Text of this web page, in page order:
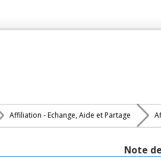
Affiliation - Echange, Aide et Partage
Note